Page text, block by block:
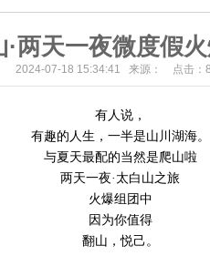
·两天一夜微度假
2024-07-18 15:34:41 来源： 点击：
有人说，
有趣的人生，一半是山川湖海。
与夏天最配的当然是爬山啦
两天一夜·太白山之旅
火爆组团中
因为你值得
翻山，悦己。